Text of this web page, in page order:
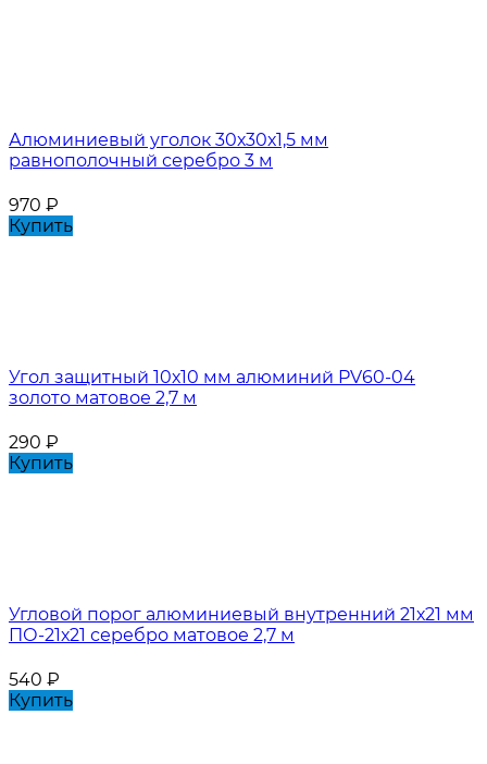
Алюминиевый уголок 30х30х1,5 мм
равнополочный серебро 3 м
970 ₽
Купить
Угол защитный 10х10 мм алюминий PV60-04
золото матовое 2,7 м
290 ₽
Купить
Угловой порог алюминиевый внутренний 21х21 мм
ПО-21х21 серебро матовое 2,7 м
540 ₽
Купить